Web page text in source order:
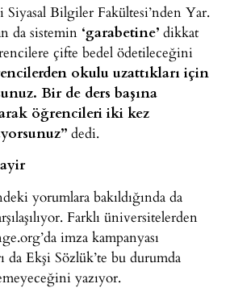
Bilgiler Fakültesi’nden Yar.
da sistemin ‘garabetine’ dikkat
çifte bedel ödetileceğini
okulu uzattıkları için
Bir de ders başına
öğrencileri iki kez
dedi.
yorumlara bakıldığında da
Farklı üniversitelerden
imza kampanyası
da Ekşi Sözlük’te bu durumda
yazıyor.